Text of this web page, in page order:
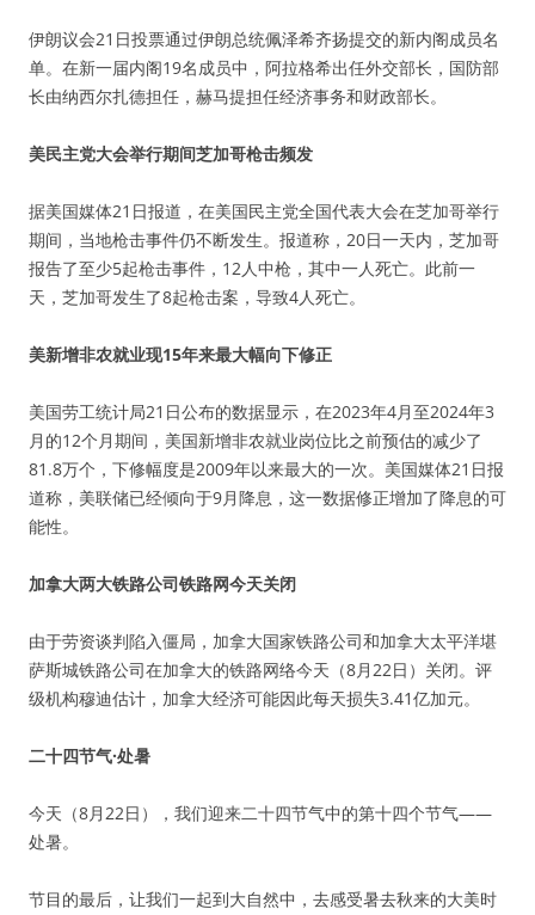
伊朗议会21日投票通过伊朗总统佩泽希齐扬提交的新内阁成员名
单。在新一届内阁19名成员中，阿拉格希出任外交部长，国防部
长由纳西尔扎德担任，赫马提担任经济事务和财政部长。
美民主党大会举行期间芝加哥枪击频发
据美国媒体21日报道，在美国民主党全国代表大会在芝加哥举行
期间，当地枪击事件仍不断发生。报道称，20日一天内，芝加哥
报告了至少5起枪击事件，12人中枪，其中一人死亡。此前一
天，芝加哥发生了8起枪击案，导致4人死亡。
美新增非农就业现15年来最大幅向下修正
美国劳工统计局21日公布的数据显示，在2023年4月至2024年3
月的12个月期间，美国新增非农就业岗位比之前预估的减少了
81.8万个，下修幅度是2009年以来最大的一次。美国媒体21日报
道称，美联储已经倾向于9月降息，这一数据修正增加了降息的可
能性。
加拿大两大铁路公司铁路网今天关闭
由于劳资谈判陷入僵局，加拿大国家铁路公司和加拿大太平洋堪
萨斯城铁路公司在加拿大的铁路网络今天（8月22日）关闭。评
级机构穆迪估计，加拿大经济可能因此每天损失3.41亿加元。
二十四节气·处暑
今天（8月22日），我们迎来二十四节气中的第十四个节气——
处暑。
节目的最后，让我们一起到大自然中，去感受暑去秋来的大美时